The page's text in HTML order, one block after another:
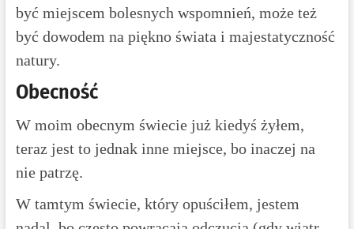
być miejscem bolesnych wspomnień, może też
być dowodem na piękno świata i majestatyczność
natury.
Obecność
W moim obecnym świecie już kiedyś żyłem,
teraz jest to jednak inne miejsce, bo inaczej na
nie patrzę.
W tamtym świecie, który opuściłem, jestem